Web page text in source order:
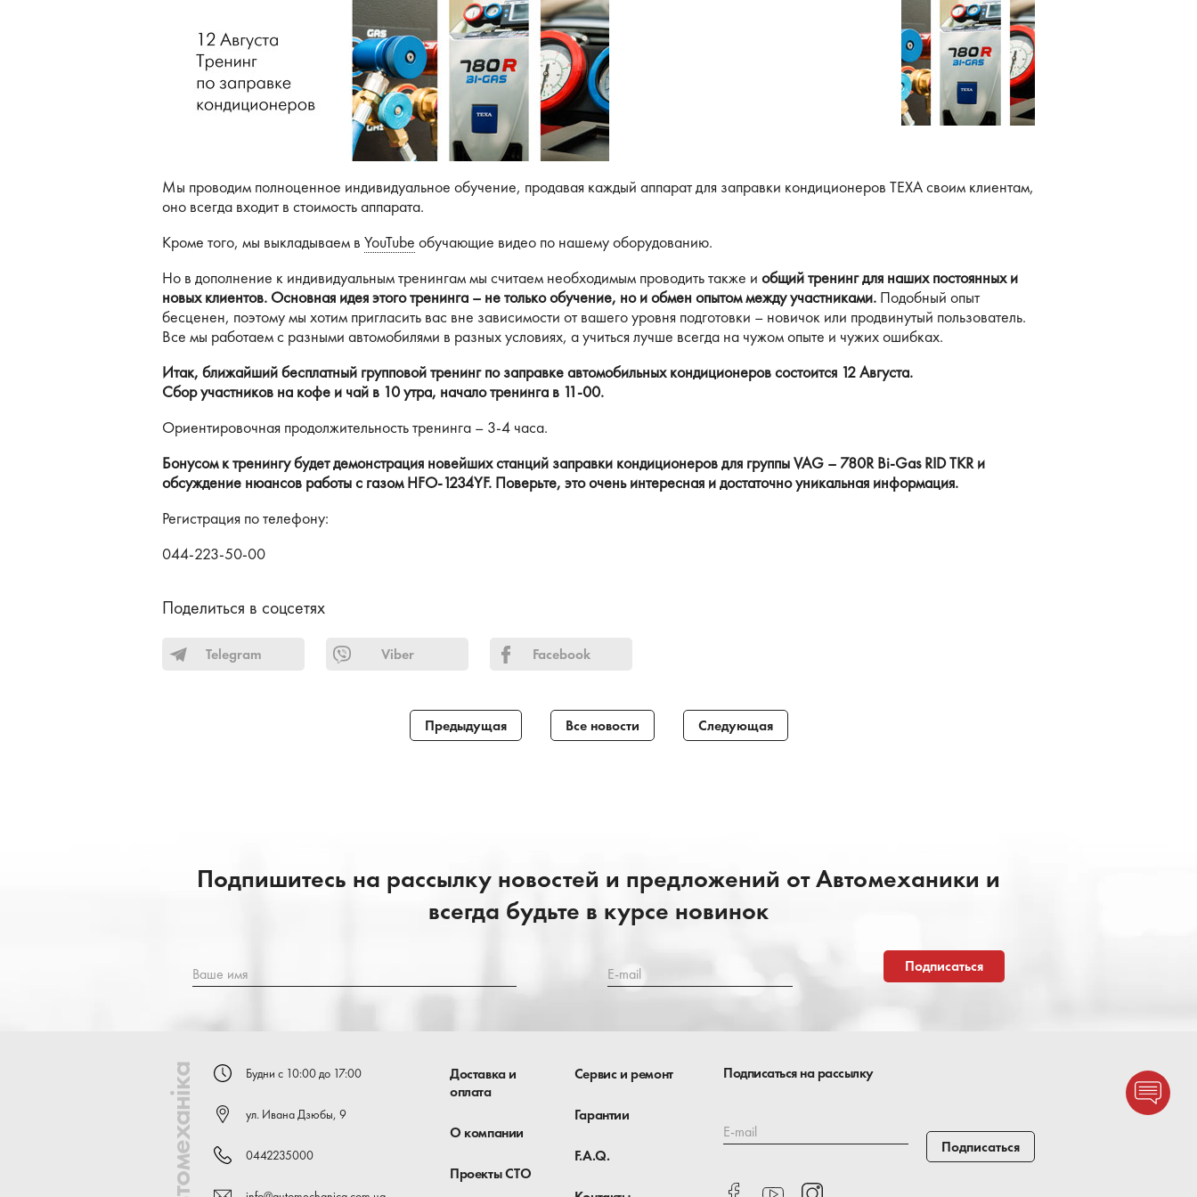
Электромобили
Мы проводим полноценное индивидуальное обучение, продавая каждый аппарат для заправки кондиционеров TEXA своим клиентам,
оно всегда входит в стоимость аппарата.
Кроме того, мы выкладываем в YouTube обучающие видео по нашему оборудованию.
Но в дополнение к индивидуальным тренингам мы считаем необходимым проводить также и общий тренинг для наших постоянных и
новых клиентов. Основная идея этого тренинга – не только обучение, но и обмен опытом между участниками. Подобный опыт
бесценен, поэтому мы хотим пригласить вас вне зависимости от вашего уровня подготовки – новичок или продвинутый пользователь.
Все мы работаем с разными автомобилями в разных условиях, а учиться лучше всегда на чужом опыте и чужих ошибках.
Итак, ближайший бесплатный групповой тренинг по заправке автомобильных кондиционеров состоится 12 Августа.
Сбор участников на кофе и чай в 10 утра, начало тренинга в 11-00.
Ориентировочная продолжительность тренинга – 3-4 часа.
Бонусом к тренингу будет демонстрация новейших станций заправки кондиционеров для группы VAG – 780R Bi-Gas RID TKR и
обсуждение нюансов работы с газом HFO-1234YF. Поверьте, это очень интересная и достаточно уникальная информация.
Регистрация по телефону:
044-223-50-00
Поделиться в соцсетях
Telegram Viber Facebook
Предыдущая Все новости Следующая
Подпишитесь на рассылку новостей и предложений от Автомеханики и
всегда будьте в курсе новинок
Ваше имя E-mail Подписаться
Автомеханіка Будни с 10:00 до 17:00
ул. Ивана Дзюбы, 9
0442235000
Доставка и
оплата
О компании
Проекты СТО
Сервис и ремонт
Гарантии
F.A.Q.
Подписаться на рассылку
E-mail
Подписаться